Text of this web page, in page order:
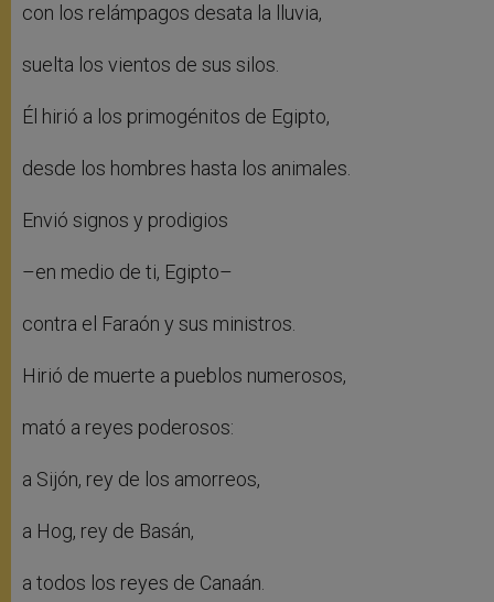
con los relámpagos desata la lluvia,
suelta los vientos de sus silos.
Él hirió a los primogénitos de Egipto,
desde los hombres hasta los animales.
Envió signos y prodigios
–en medio de ti, Egipto–
contra el Faraón y sus ministros.
Hirió de muerte a pueblos numerosos,
mató a reyes poderosos:
a Sijón, rey de los amorreos,
a Hog, rey de Basán,
a todos los reyes de Canaán.